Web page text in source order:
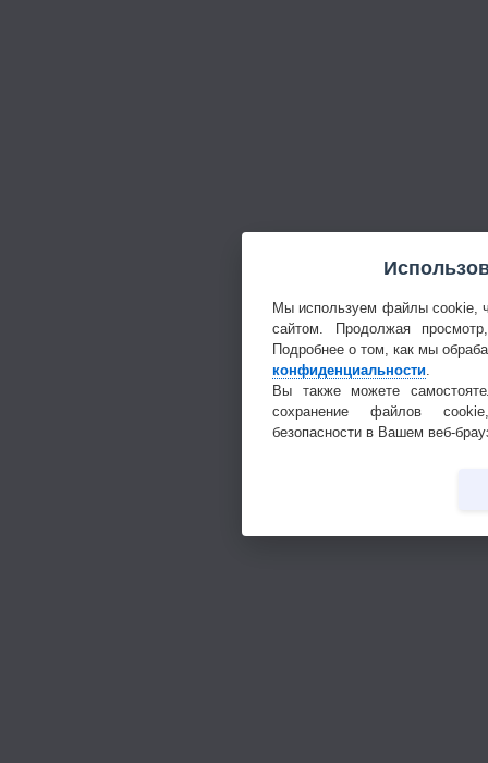
Мы используем файлы cookie,
сайтом. Продолжая
Подробнее о том, как мы
конфиденциальности
Вы также можете
сохранение файлов
безопасности в Вашем веб-